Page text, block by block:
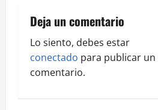
i
g
a
Deja un comentario
Lo siento, debes estar
conectado para publicar un
comentario.